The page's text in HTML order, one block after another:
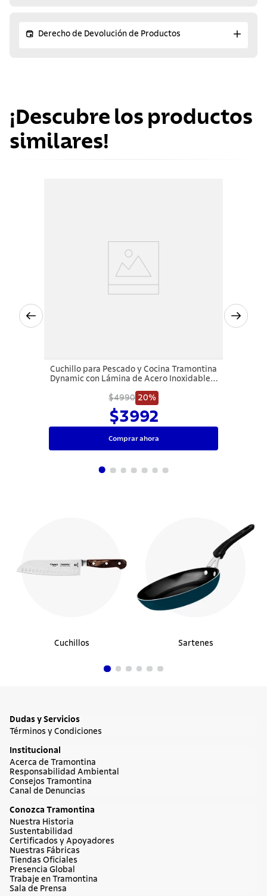
Derecho de Devolución de Productos
¡Descubre los productos
similares!
Cuchillo para Pescado y Cocina Tramontina
Dynamic con Lámina de Acero Inoxidable y
$4990 20%
$3992
Comprar ahora
Cuchillos Sartenes
Dudas y Servicios
Términos y Condiciones
Institucional
Acerca de Tramontina
Responsabilidad Ambiental
Consejos Tramontina
Canal de Denuncias
Conozca Tramontina
Nuestra Historia
Sustentabilidad
Certificados y Apoyadores
Nuestras Fábricas
Tiendas Oficiales
Presencia Global
Trabaje en Tramontina
Sala de Prensa